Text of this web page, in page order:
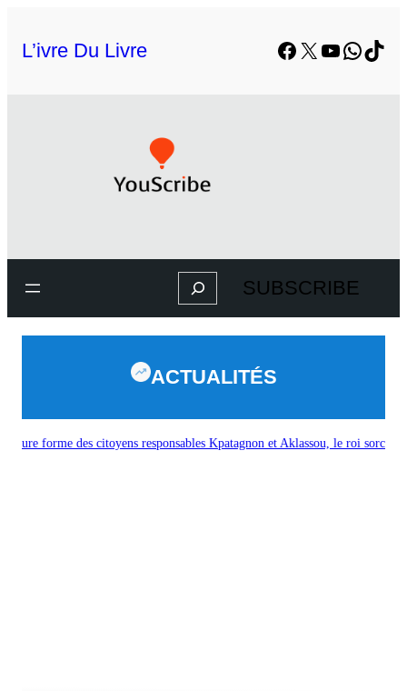
L’ivre Du Livre
SUBSCRIBE
ACTUALITÉS
forme des citoyens responsablesKpatagnon et Aklassou, le roi sorcier :